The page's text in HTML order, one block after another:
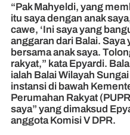
“Pak Mahyeldi, yang
itu saya dengan anak
cawe, ‘Ini saya yang
anggaran dari Balai.
bersama anak saya.
rakyat,” kata Epyardi.
ialah Balai Wilayah
instansi di bawah
Perumahan Rakyat
saya” yang dimaksud
anggota Komisi V DPR.